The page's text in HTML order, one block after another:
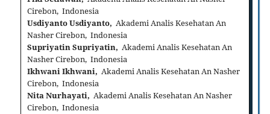
Cirebon, Indonesia
Usdiyanto Usdiyanto, Akademi Analis Kesehatan An
Nasher Cirebon, Indonesia
Supriyatin Supriyatin, Akademi Analis Kesehatan An
Nasher Cirebon, Indonesia
Ikhwani Ikhwani, Akademi Analis Kesehatan An Nasher
Cirebon, Indonesia
Nita Nurhayati, Akademi Analis Kesehatan An Nasher
Cirebon, Indonesia